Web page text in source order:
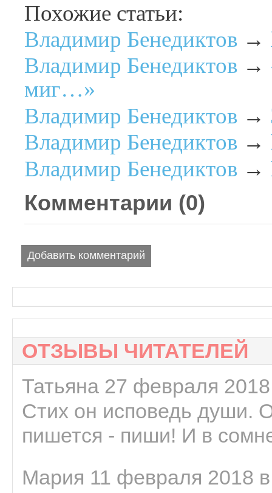
Похожие статьи:
Владимир Бенедиктов →
Владимир Бенедиктов →
миг…»
Владимир Бенедиктов →
Владимир Бенедиктов →
Владимир Бенедиктов →
Комментарии (0)
Добавить комментарий
ОТЗЫВЫ ЧИТАТЕЛЕЙ
Татьяна 27 февраля
Стих он исповедь души.
пишется - пиши! И в
Мария 11 февраля 2018